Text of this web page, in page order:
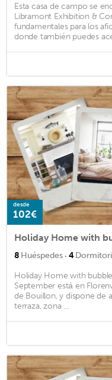
Esta casa de campo se
Libramont Exhibition &
fundamentales para los
donde también puedes
desde
102€
8 Huéspedes · 4
Holiday Home with
September está en
de Bouillon, y dispone de
terraza, zona ...